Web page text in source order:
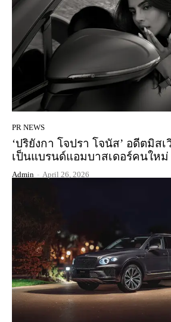
PR NEWS
‘ปริยังกา โจปรา โจนัส’ อดีตมิส
เป็นแบรนด์แอมบาสเดอร์คนใหม่
Admin - April 26, 2026